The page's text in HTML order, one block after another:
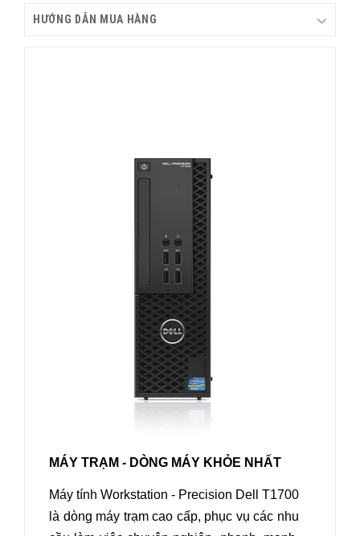
HƯỚNG DẪN MUA HÀNG
MÁY TRẠM - DÒNG MÁY KHỎE NHẤT
Máy tính Workstation - Precision Dell T1700
là dòng máy trạm cao cấp, phục vụ các nhu